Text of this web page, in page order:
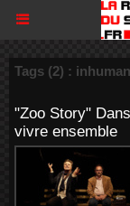
Tags (2) :
"Zoo Story"
vivre ensemble